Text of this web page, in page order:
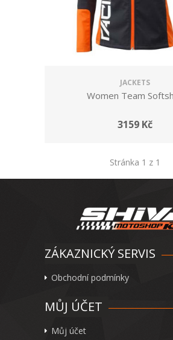
JACKETS
Women Team
3159 Kč
Stránka 1 z 1
ZÁKAZNICKÝ SERVIS
Obchodní podmínky
MŮJ ÚČET
Můj účet